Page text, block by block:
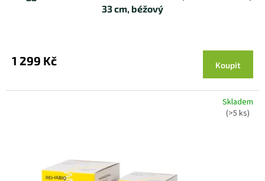
33 cm, béžový
1 299 Kč Koupit
Skladem
(>5 ks)